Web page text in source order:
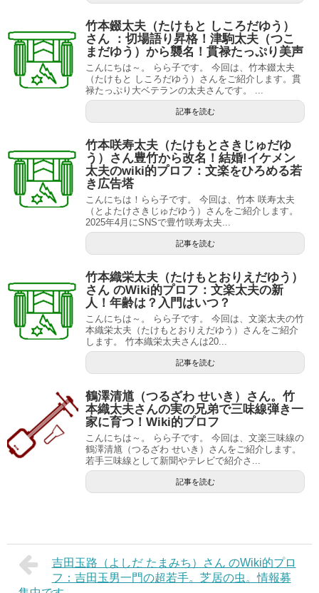
竹本錣太夫（たけもと しころだゆう）
さん ：切場語り昇格！津駒太夫（つこ
まだゆう）から襲名！貫禄たっぷり美声
こんにちは～。 らら子です。 今回は、竹本錣太夫
（たけもと しころだゆう）さんをご紹介します。貫
禄たっぷり大ベテランの太夫さんです。 ...
記事を読む
竹本咲寿太夫（たけもとさきじゅだゆ
う）さん豊竹から改名！結婚!イケメン
太夫のwiki的プロフ：文楽をひろめる若
き広告塔
こんにちは！らら子です。 今回は、竹本 咲寿太夫
（とよたけさきじゅだゆう）さんをご紹介します。
2025年4月にSNSで豊竹咲寿太夫...
記事を読む
竹本織栄太夫（たけもとおりえだゆう）
さん のWiki的プロフ：文楽太夫の新
人！年齢は？入門はいつ？
こんにちは～。 らら子です。 今回は、文楽太夫の竹
本織栄太夫（たけもとおりえだゆう）さんをご紹介
します。 竹本織栄太夫さんは20...
記事を読む
鶴澤清馗（つるざわ せいき）さん。竹
本織太夫さんの実の兄弟で三味線弾き一
家に育つ！Wiki的プロフ
こんにちは～。 らら子です。 今回は、文楽三味線の
鶴澤清馗（つるざわ せいき）さんをご紹介します。
若手三味線として新聞やテレビで紹介さ...
記事を読む
吉田玉路（よしだ たまみち）さん のWiki的プロ
フ：吉田玉男一門の超若手。芝居の虫。情報募